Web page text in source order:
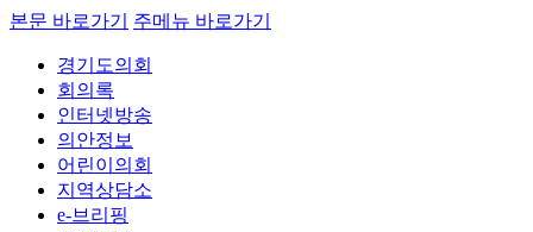
본문 바로가기 주메뉴 바로가기
경기도의회
회의록
인터넷방송
의안정보
어린이의회
지역상담소
e-브리핑